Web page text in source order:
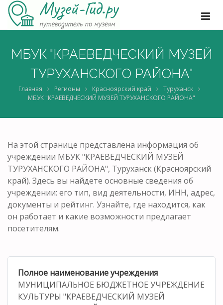
МБУК "КРАЕВЕДЧЕСКИЙ МУЗЕЙ
ТУРУХАНСКОГО РАЙОНА"
Главная Регионы Красноярский край
Туруханск
МБУК "КРАЕВЕДЧЕСКИЙ МУЗЕЙ ТУРУХАНСКОГО РАЙОНА"
На этой странице представлена информация об
учреждении МБУК "КРАЕВЕДЧЕСКИЙ МУЗЕЙ
ТУРУХАНСКОГО РАЙОНА", Туруханск (Красноярский
край). Здесь вы найдете основные сведения об
учреждении: его тип, вид деятельности, ИНН, адрес,
документы и рейтинг. Узнайте, где находится, как
он работает и какие возможности предлагает
посетителям.
Полное наименование учреждения
МУНИЦИПАЛЬНОЕ БЮДЖЕТНОЕ УЧРЕЖДЕНИЕ
КУЛЬТУРЫ "КРАЕВЕДЧЕСКИЙ МУЗЕЙ